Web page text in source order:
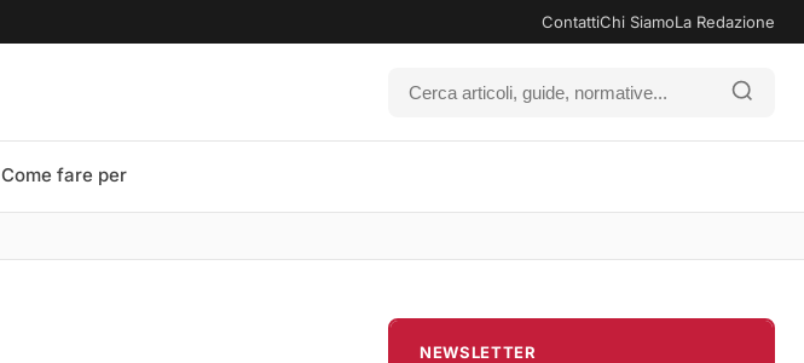
ContattiChi SiamoLa Redazione
Come fare per
NEWSLETTER